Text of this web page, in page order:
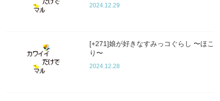
2024.12.29
[+271]娘が好きなすみっコぐらし 〜ほこ
り〜
2024.12.28